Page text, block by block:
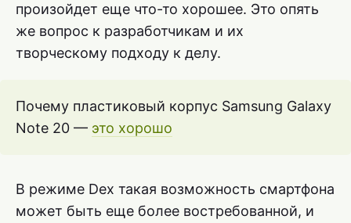
произойдет еще что-то хорошее. Это опять
же вопрос к разработчикам и их
творческому подходу к делу.
Почему пластиковый корпус Samsung Galaxy
Note 20 — это хорошо
В режиме Dex такая возможность смартфона
может быть еще более востребованной, и